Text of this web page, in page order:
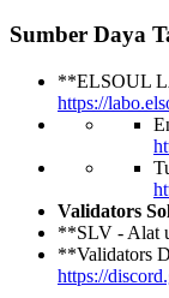
Sumber Daya
**ELSOUL
https://
Validators
**SLV - Alat
**Validators
https://